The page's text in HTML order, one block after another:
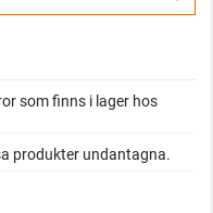
som finns i lager hos
produkter undantagna.